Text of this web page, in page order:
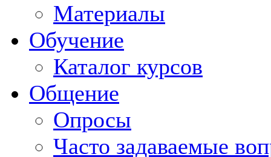
Материалы
Обучение
Каталог курсов
Общение
Опросы
Часто задаваемые